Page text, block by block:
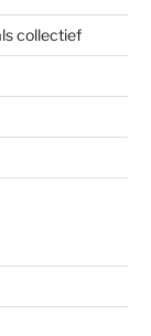
collectief